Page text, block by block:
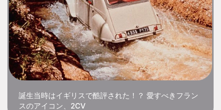
誕生当時はイギリスで酷評された！？ 愛すべきフラン
スのアイコン、2CV